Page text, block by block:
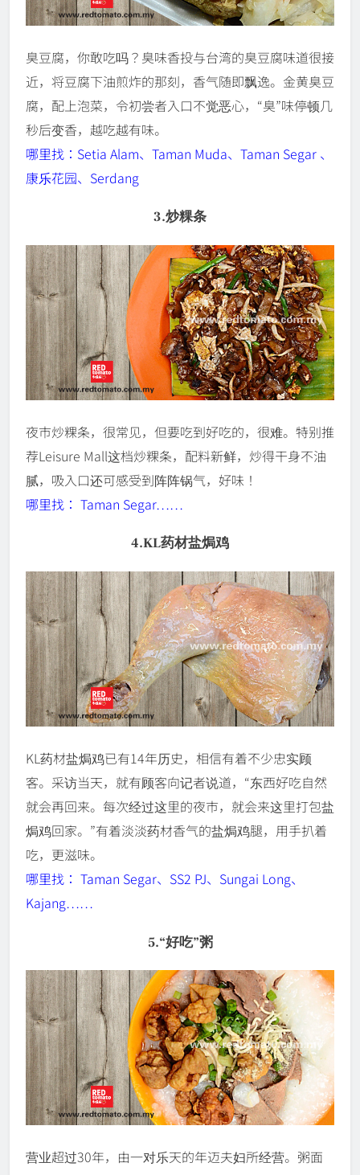
臭豆腐，你敢吃吗？臭味香投与台湾的臭豆腐味道很接
近，将豆腐下油煎炸的那刻，香气随即飘逸。金黄臭豆
腐，配上泡菜，令初尝者入口不觉恶心，“臭”味停顿几
秒后变香，越吃越有味。
哪里找：Setia Alam、Taman Muda、Taman Segar 、
康乐花园、Serdang
3.炒粿条
夜市炒粿条，很常见，但要吃到好吃的，很难。特别推
荐Leisure Mall这档炒粿条，配料新鲜，炒得干身不油
腻，吸入口还可感受到阵阵锅气，好味！
哪里找： Taman Segar……
4.KL药材盐焗鸡
KL药材盐焗鸡已有14年历史，相信有着不少忠实顾
客。采访当天，就有顾客向记者说道，“东西好吃自然
就会再回来。每次经过这里的夜市，就会来这里打包盐
焗鸡回家。”有着淡淡药材香气的盐焗鸡腿，用手扒着
吃，更滋味。
哪里找： Taman Segar、SS2 PJ、Sungai Long、
Kajang……
5.“好吃”粥
营业超过30年，由一对乐天的年迈夫妇所经营。粥面